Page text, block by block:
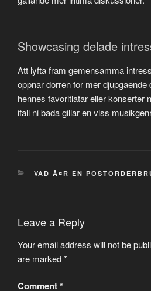
Showcasing delade
Att lyfta fram gemensamma
oppnar dorren for mer
hennes favoritlatar eller konserter
ifall ni bada gillar en viss
CATEGORIES
VAD Ã¤R EN
Leave a Reply
Your email address will not be
are marked*
Comment*